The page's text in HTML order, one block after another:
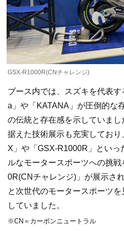
GSX-R1000R(CNチャレンジ)
ブース内では、スズキを代表
a」や「KATANA」が圧倒的な
の伝統と存在感を示していま
据えた技術展示も充実してお
X」や「GSX-R1000R」といっ
ルなモータースポーツへの挑
0R(CNチャレンジ)」が展示さ
と次世代のモータースポーツ
していました。
※CN＝カーボンニュートラル